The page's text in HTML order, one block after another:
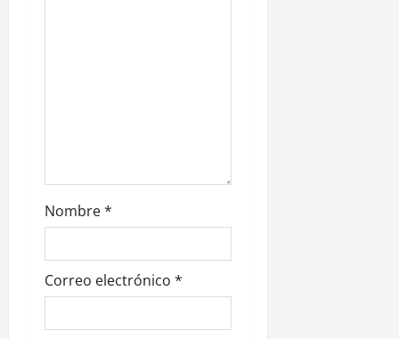
a
s
Nombre*
Correo electrónico *